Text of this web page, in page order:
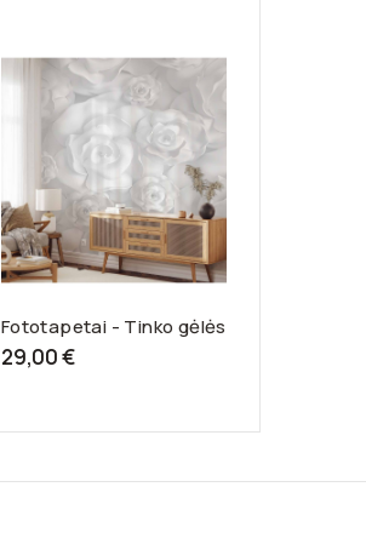
Fototapetai - Tinko gėlės
29,00 €